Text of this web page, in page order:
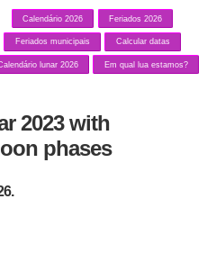
Calendário 2026 Feriados 2026
Feriados municipais Calcular datas
lunar 2026 Em qual lua estamos?
2023 with
phases